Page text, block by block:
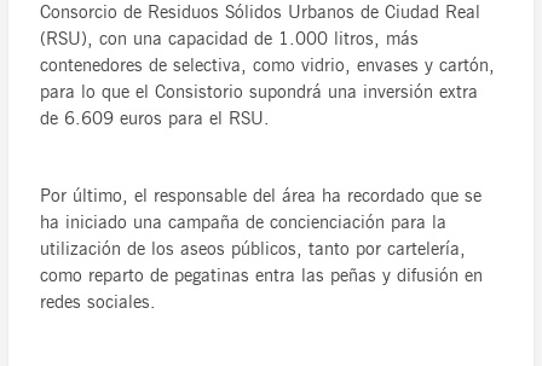
Consorcio de Residuos Sólidos Urbanos de Ciudad Real
(RSU), con una capacidad de 1.000 litros, más
contenedores de selectiva, como vidrio, envases y cartón,
para lo que el Consistorio supondrá una inversión extra
de 6.609 euros para el RSU.
Por último, el responsable del área ha recordado que se
ha iniciado una campaña de concienciación para la
utilización de los aseos públicos, tanto por cartelería,
como reparto de pegatinas entra las peñas y difusión en
redes sociales.